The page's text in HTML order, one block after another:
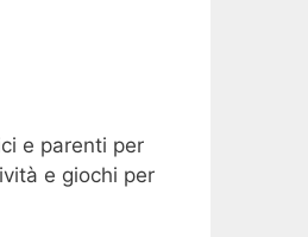
e parenti per
e giochi per